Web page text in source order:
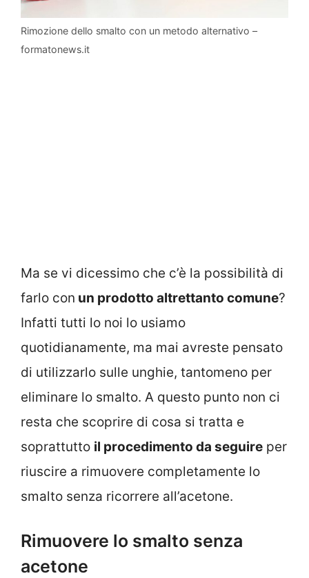
Rimozione dello smalto con un metodo alternativo –
formatonews.it
Ma se vi dicessimo che c’è la possibilità di
farlo con un prodotto altrettanto comune?
Infatti tutti lo noi lo usiamo
quotidianamente, ma mai avreste pensato
di utilizzarlo sulle unghie, tantomeno per
eliminare lo smalto. A questo punto non ci
resta che scoprire di cosa si tratta e
soprattutto il procedimento da seguire per
riuscire a rimuovere completamente lo
smalto senza ricorrere all’acetone.
Rimuovere lo smalto senza
acetone